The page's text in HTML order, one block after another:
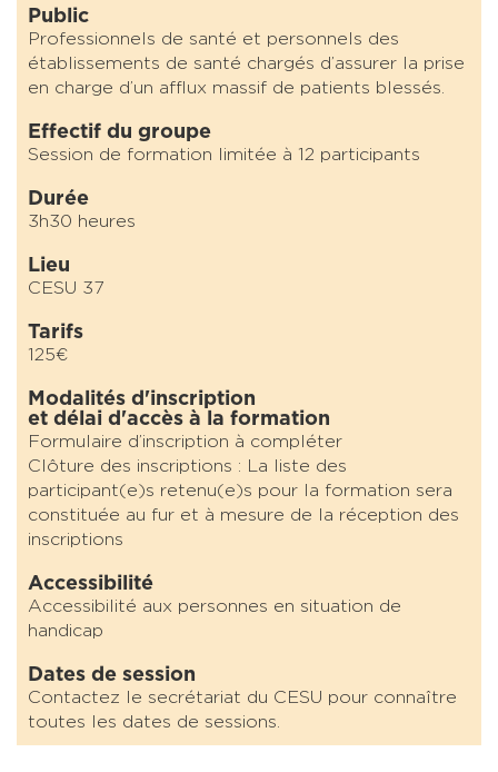
Public
Professionnels de santé et personnels des
établissements de santé chargés d’assurer la prise
en charge d’un afflux massif de patients blessés.
Effectif du groupe
Session de formation limitée à 12 participants
Durée
3h30 heures
Lieu
CESU 37
Tarifs
125€
Modalités d'inscription
et délai d'accès à la formation
Formulaire d’inscription à compléter
Clôture des inscriptions : La liste des
participant(e)s retenu(e)s pour la formation sera
constituée au fur et à mesure de la réception des
inscriptions
Accessibilité
Accessibilité aux personnes en situation de
handicap
Dates de session
Contactez le secrétariat du CESU pour connaître
toutes les dates de sessions.